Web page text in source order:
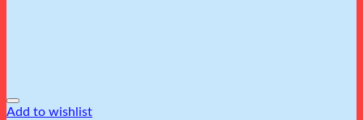
Add to wishlist